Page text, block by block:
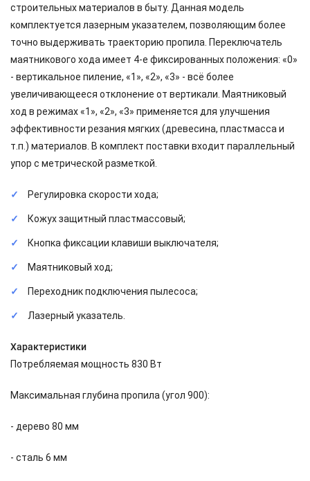
строительных материалов в быту. Данная модель
комплектуется лазерным указателем, позволяющим более
точно выдерживать траекторию пропила. Переключатель
маятникового хода имеет 4-е фиксированных положения: «0»
- вертикальное пиление, «1», «2», «3» - всё более
увеличивающееся отклонение от вертикали. Маятниковый
ход в режимах «1», «2», «3» применяется для улучшения
эффективности резания мягких (древесина, пластмасса и
т.п.) материалов. В комплект поставки входит параллельный
упор с метрической разметкой.
Регулировка скорости хода;
Кожух защитный пластмассовый;
Кнопка фиксации клавиши выключателя;
Маятниковый ход;
Переходник подключения пылесоса;
Лазерный указатель.
Характеристики
Потребляемая мощность 830 Вт
Максимальная глубина пропила (угол 900):
- дерево 80 мм
- сталь 6 мм